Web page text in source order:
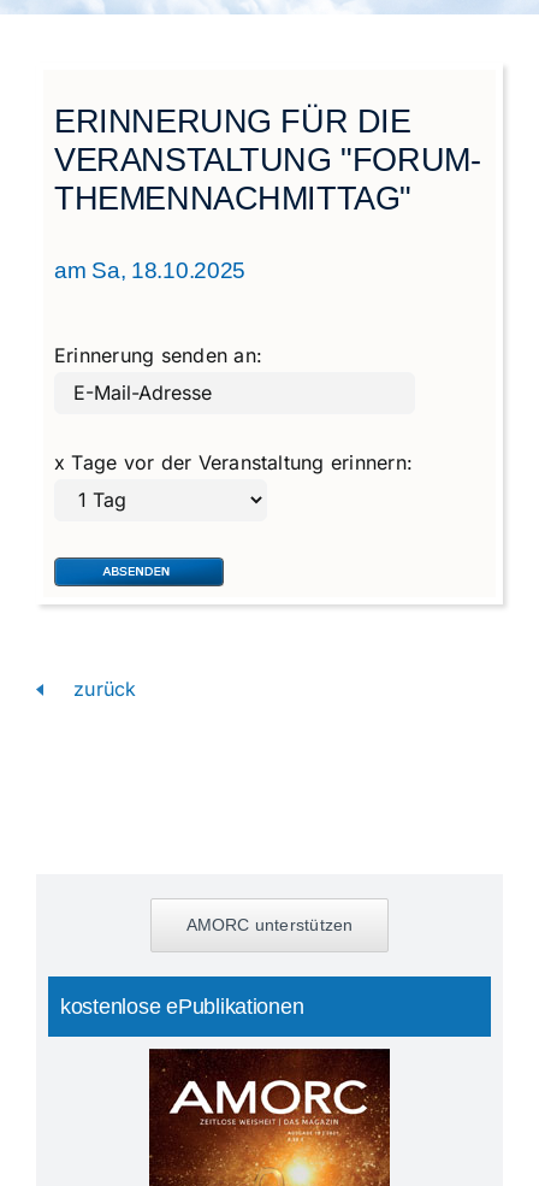
Städtegruppen Schweiz
ERINNERUNG FÜR DIE
VERANSTALTUNG "FORUM-
THEMENNACHMITTAG"
am Sa, 18.10.2025
Erinnerung senden an:
x Tage vor der Veranstaltung erinnern:
zurück
AMORC unterstützen
kostenlose ePublikationen